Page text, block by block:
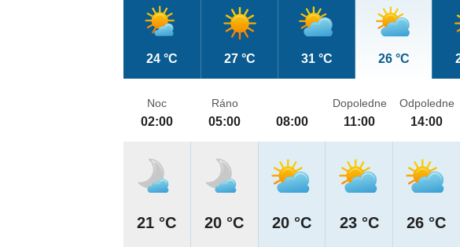
24 °C 27 °C 31 °C 26 °C
Noc
02:00
21 °C
Ráno
05:00
20 °C
08:00
20 °C
Dopoledne
11:00
23 °C
Odpoledne
14:00
26 °C